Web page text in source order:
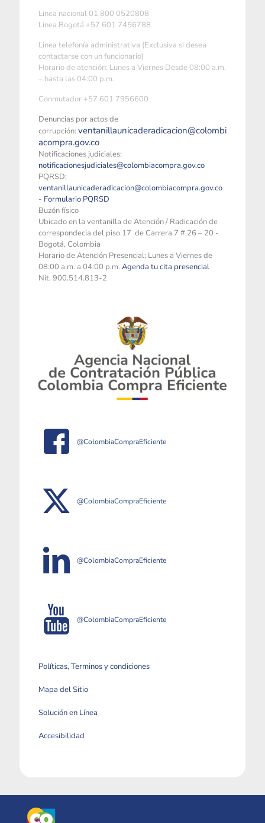
Linea nacional 01 800 0520808
Linea Bogotá +57 601 7456788
Linea telefonía administrativa (Exclusiva si desea
contactarse con un funcionario)
Horario de atención: Lunes a Viernes Desde 08:00 a.m.
– hasta las 04:00 p.m.
Conmutador +57 601 7956600
Denuncias por actos de
corrupción: ventanillaunicaderadicacion@colombi
acompra.gov.co
Notificaciones judiciales:
notificacionesjudiciales@colombiacompra.gov.co
PQRSD:
ventanillaunicaderadicacion@colombiacompra.gov.co
- Formulario PQRSD
Buzón físico
Ubicado en la ventanilla de Atención / Radicación de
correspondecia del piso 17 de Carrera 7 # 26 – 20 -
Bogotá, Colombia
Horario de Atención Presencial: Lunes a Viernes de
08:00 a.m. a 04:00 p.m. Agenda tu cita presencial
Nit. 900.514.813-2
@ColombiaCompraEficiente
@ColombiaCompraEficiente
@ColombiaCompraEficiente
@ColombiaCompraEficiente
Políticas, Terminos y condiciones
Mapa del Sitio
Solución en Línea
Accesibilidad